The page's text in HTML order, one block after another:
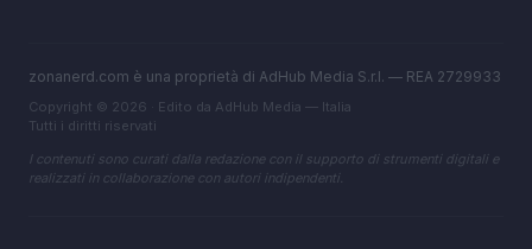
zonanerd.com è una proprietà di AdHub Media S.r.l. — REA 2729933
Copyright © 2026 · Edito da AdHub Media — Italia
Tutti i diritti riservati
I contenuti sono curati dalla redazione con il supporto di strumenti digitali e
realizzati in collaborazione con autori indipendenti.